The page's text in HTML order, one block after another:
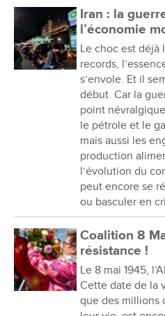
Iran : la
l’économie
Le choc est déjà
records,
s’envole. Et il
début. Car la
point
le pétrole et le
mais aussi les
production
l’évolution du
peut encore se
ou basculer en
Coalition 8
résistance !
Le 8 mai 1945,
Cette date de la
que des millions